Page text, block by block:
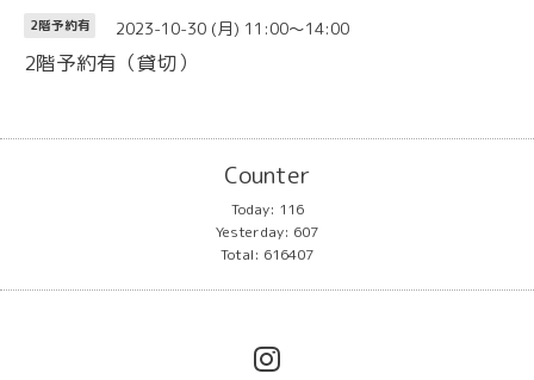
2階予約有 2023-10-30 (月) 11:00～14:00
2階予約有（貸切）
Counter
Today: 116
Yesterday: 607
Total: 616407